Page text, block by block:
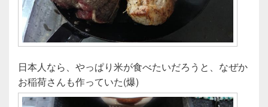
日本人なら、やっぱり米が食べたいだろうと、なぜか
お稲荷さんも作っていた(爆)